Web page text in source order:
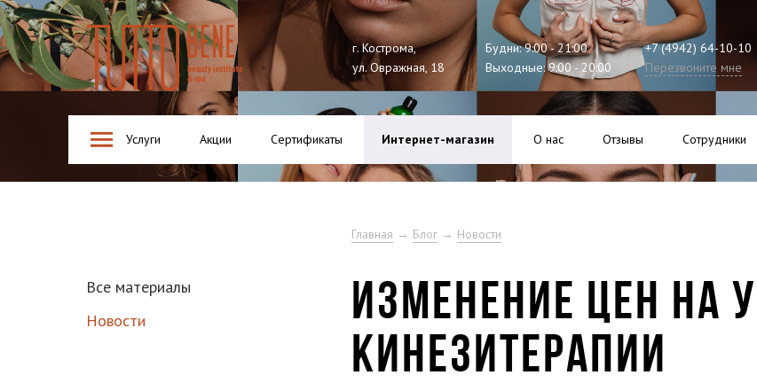
Tutto Bene
г. Кострома,
ул. Овражная, 18
Будни: 9:00 - 21:00
Выходные: 9:00 - 20:00
+7 (4942) 64-10-10
Перезвоните мне
Услуги Акции Сертификаты Интернет-магазин О нас Отзывы Сотрудники
Главная → Блог → Новости
ИЗМЕНЕНИЕ ЦЕН НА
КИНЕЗИТЕРАПИИ
Все материалы
Новости